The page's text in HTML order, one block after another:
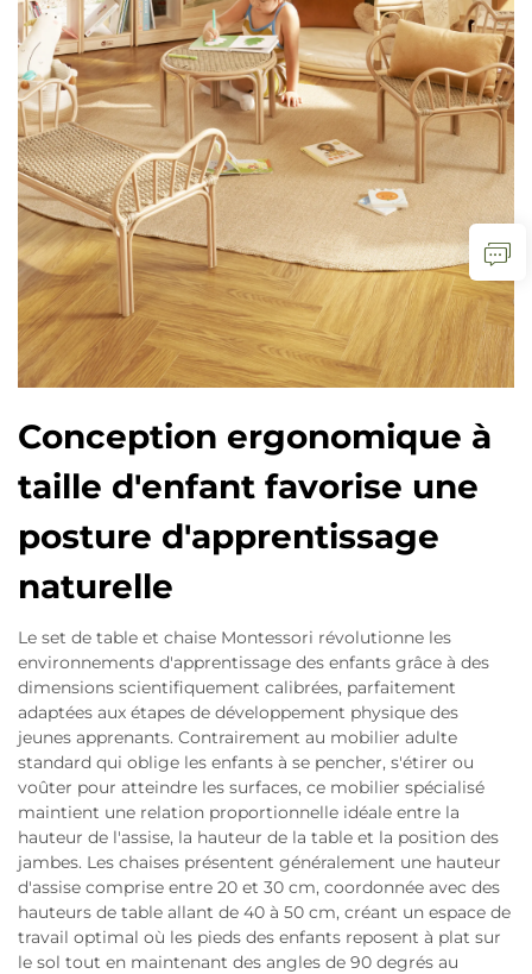
Conception ergonomique à
taille d'enfant favorise une
posture d'apprentissage
naturelle
Le set de table et chaise Montessori révolutionne les
environnements d'apprentissage des enfants grâce à des
dimensions scientifiquement calibrées, parfaitement
adaptées aux étapes de développement physique des
jeunes apprenants. Contrairement au mobilier adulte
standard qui oblige les enfants à se pencher, s'étirer ou
voûter pour atteindre les surfaces, ce mobilier spécialisé
maintient une relation proportionnelle idéale entre la
hauteur de l'assise, la hauteur de la table et la position des
jambes. Les chaises présentent généralement une hauteur
d'assise comprise entre 20 et 30 cm, coordonnée avec des
hauteurs de table allant de 40 à 50 cm, créant un espace de
travail optimal où les pieds des enfants reposent à plat sur
le sol tout en maintenant des angles de 90 degrés au